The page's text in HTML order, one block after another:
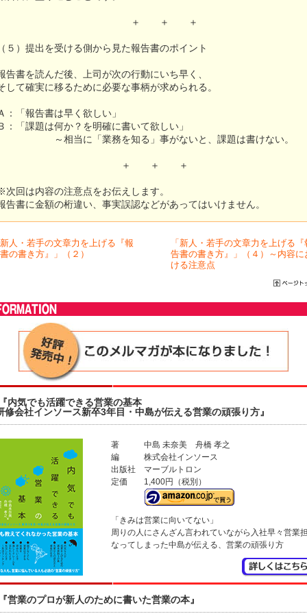
＋ ＋
５）提出を受ける側から見た報告書のポイント
告書を読んだ後、上司が次の行動にいち早く、
して確実に移るために必要な事柄が求められる。
：「報告書は早く欲しい」
：「課題は何か？を明確に書いて欲しい」
相当に「業務を知る」事がないと、課題は書けない。
＋ ＋
次回は内容の注意点をお伝えします。
告書に金額の桁違い、事実誤認などがあってはいけません。
人・若手の文章力を上げる『報
の書き方』」（２）
「新人・若手の文章力を上げる『
告書の書き方』」（４）～内容に
ける注意点
内気でも活躍できる営業の基本
会社インソース新卒3年目・中島が伝える営業の頑張り方』
著
中島 未奈美 舟橋 孝之
編
株式会社インソース
出版社
マーブルトロン
定価
1,400円（税別）
「きみは営業に向いてない」
周りの人にさんざん言われていながら入社早々営業
なってしまった中島が伝える、営業の頑張り方
営業のプロが新人のために書いた営業の本』